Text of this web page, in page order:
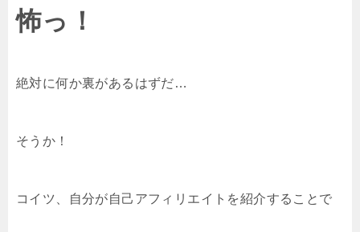
怖っ！
絶対に何か裏があるはずだ…
そうか！
コイツ、自分が自己アフィリエイトを紹介することで